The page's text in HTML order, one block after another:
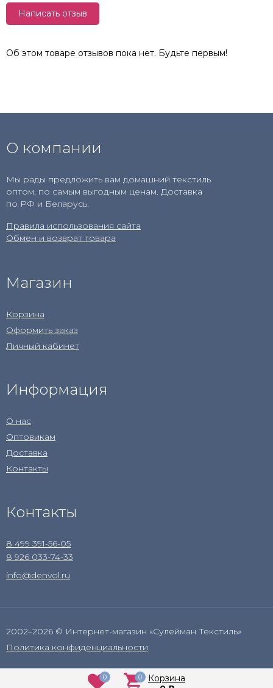
Написать отзыв
Об этом товаре отзывов пока нет. Будьте первым!
О компании
Мы рады предложить вам домашний текстиль
оптом, по самым выгодным ценам. Доставка
по РФ и Беларусь.
Правила использования сайта
Обмен и возврат товара
Магазин
Корзина
Оформить заказ
Личный кабинет
Информация
О нас
Оптовикам
Доставка
Контакты
Контакты
8 499 391-56-05
8 926 033-74-33
info@denvol.ru
2002–2026 © Интернет-магазин «Сулейман Текстиль»
Политика конфиденциальности
0 0 Корзина